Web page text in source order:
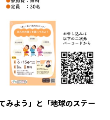
みよう」と「地球のステー